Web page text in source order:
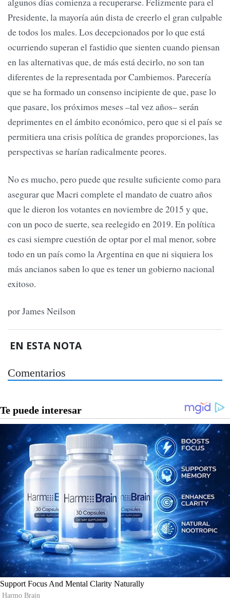
Presidente, la mayoría aún dista de creerlo el gran culpable
de todos los males. Los decepcionados por lo que está
ocurriendo superan el fastidio que sienten cuando piensan
en las alternativas que, de más está decirlo, no son tan
diferentes de la representada por Cambiemos. Parecería
que se ha formado un consenso incipiente de que, pase lo
que pasare, los próximos meses –tal vez años– serán
deprimentes en el ámbito económico, pero que si el país se
permitiera una crisis política de grandes proporciones, las
perspectivas se harían radicalmente peores.
No es mucho, pero puede que resulte suficiente como para
asegurar que Macri complete el mandato de cuatro años
que le dieron los votantes en noviembre de 2015 y que,
con un poco de suerte, sea reelegido en 2019. En política
es casi siempre cuestión de optar por el mal menor, sobre
todo en un país como la Argentina en que ni siquiera los
más ancianos saben lo que es tener un gobierno nacional
exitoso.
por James Neilson
EN ESTA NOTA
Comentarios